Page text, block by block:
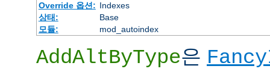
Override 옵션: Indexes
상태:
Base
모듈:
mod_autoindex
AddAltByType은